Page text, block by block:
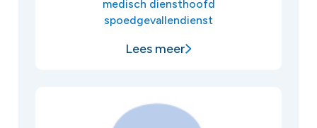
medisch diensthoofd
spoedgevallendienst
Lees meer